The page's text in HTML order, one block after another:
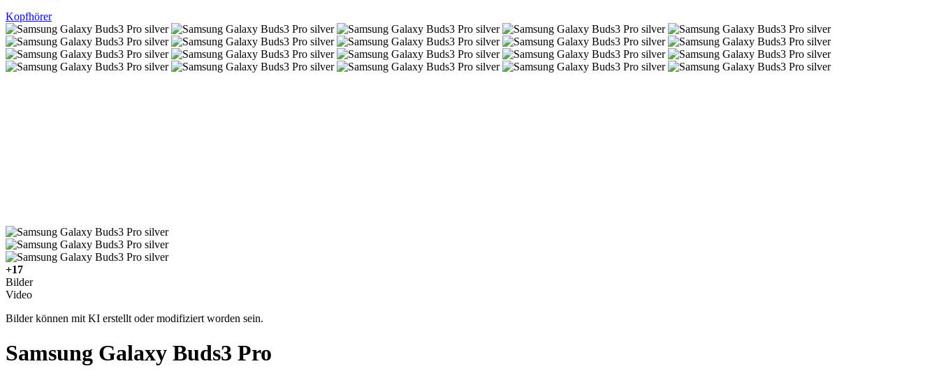
Kopfhörer
+17
Bilder
Video
Bilder können mit KI erstellt oder modifiziert worden sein.
Samsung Galaxy Buds3 Pro